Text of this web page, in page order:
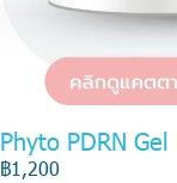
Phyto PDRN Gel
฿1,200